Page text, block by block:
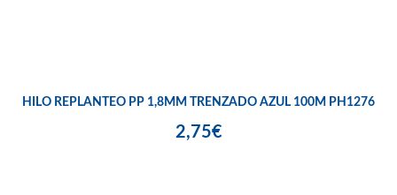
HILO REPLANTEO PP 1,8MM TRENZADO AZUL 100M PH1276
2,75€